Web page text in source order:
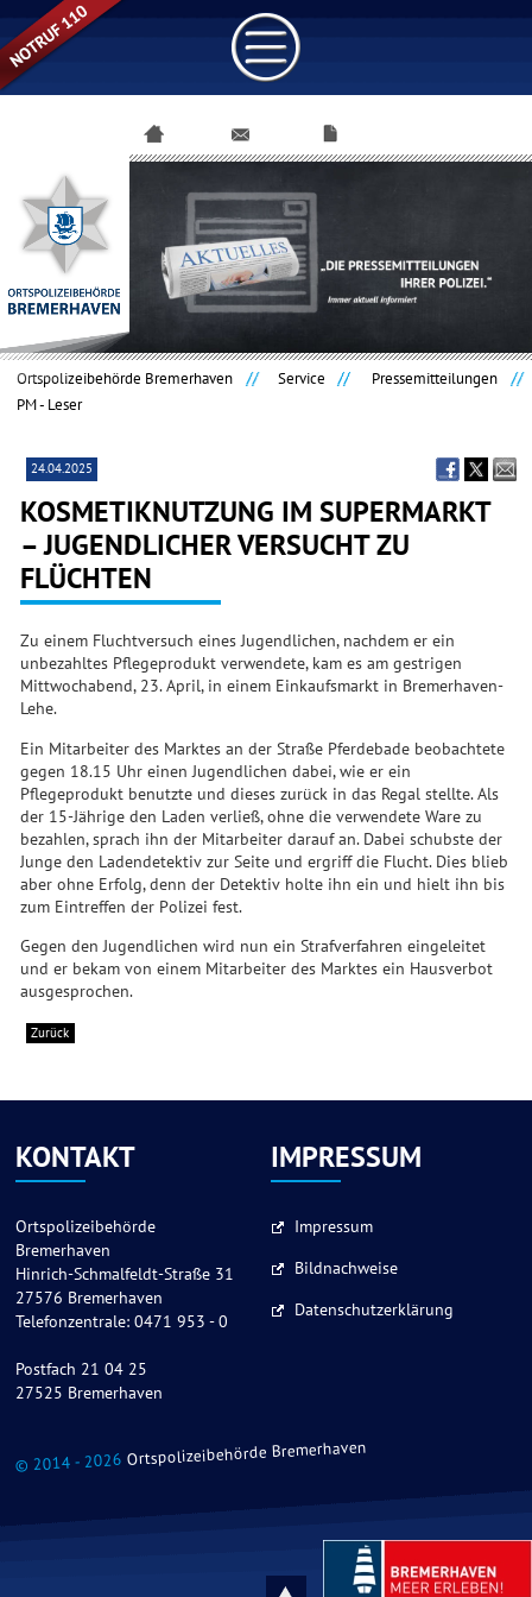
überspringen
Ortspolizeibehörde Bremerhaven Service
Pressemitteilungen
PM - Leser
24.04.2025
KOSMETIKNUTZUNG IM SUPERMARKT
– JUGENDLICHER VERSUCHT ZU
FLÜCHTEN
Zu einem Fluchtversuch eines Jugendlichen, nachdem er ein
unbezahltes Pflegeprodukt verwendete, kam es am gestrigen
Mittwochabend, 23. April, in einem Einkaufsmarkt in Bremerhaven-
Lehe.
Ein Mitarbeiter des Marktes an der Straße Pferdebade beobachtete
gegen 18.15 Uhr einen Jugendlichen dabei, wie er ein
Pflegeprodukt benutzte und dieses zurück in das Regal stellte. Als
der 15-Jährige den Laden verließ, ohne die verwendete Ware zu
bezahlen, sprach ihn der Mitarbeiter darauf an. Dabei schubste der
Junge den Ladendetektiv zur Seite und ergriff die Flucht. Dies blieb
aber ohne Erfolg, denn der Detektiv holte ihn ein und hielt ihn bis
zum Eintreffen der Polizei fest.
Gegen den Jugendlichen wird nun ein Strafverfahren eingeleitet
und er bekam von einem Mitarbeiter des Marktes ein Hausverbot
ausgesprochen.
Zurück
KONTAKT
Ortspolizeibehörde
Bremerhaven
Hinrich-Schmalfeldt-Straße 31
27576 Bremerhaven
Telefonzentrale: 0471 953 - 0
Postfach 21 04 25
27525 Bremerhaven
IMPRESSUM
Impressum
Bildnachweise
Datenschutzerklärung
© 2014 - 2026 Ortspolizeibehörde Bremerhaven